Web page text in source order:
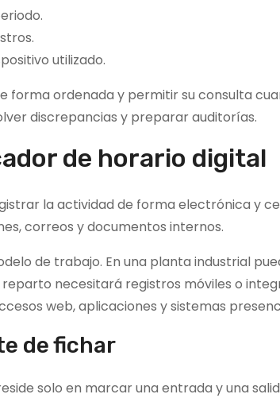
utilizado.
forma ordenada y permitir su consulta
discrepancias y preparar auditorías.
de horario digital
la actividad de forma electrónica y
correos y documentos internos.
de trabajo. En una planta industrial
necesitará registros móviles o
web, aplicaciones y sistemas
de fichar
solo en marcar una entrada y una